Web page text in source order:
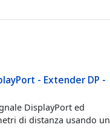
- Extender DP -
DisplayPort ed
di distanza usando un